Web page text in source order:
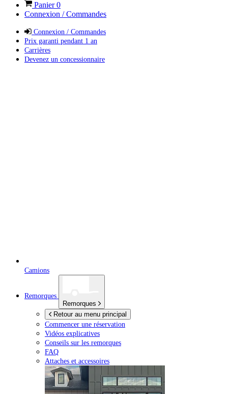
Panier0
Connexion / Commandes
Connexion / Commandes
Prix garanti pendant 1 an
Carrières
Devenez un concessionnaire
Camions
Remorques
Remorques
Retour au menu principal
Commencer une réservation
Vidéos explicatives
Conseils sur les remorques
FAQ
Attaches et accessoires